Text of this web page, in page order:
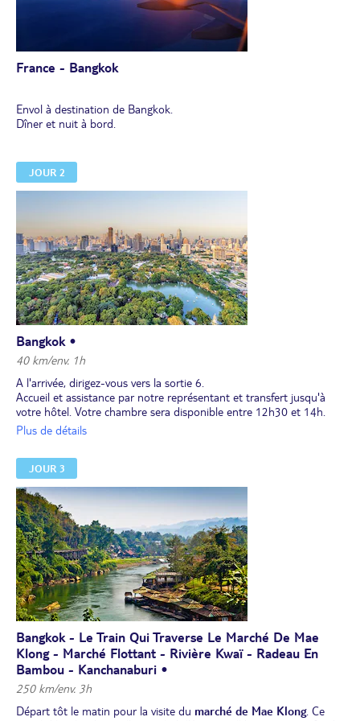
France - Bangkok
Envol à destination de Bangkok.
Dîner et nuit à bord.
JOUR 2
Bangkok •
40 km/env. 1h
A l'arrivée, dirigez-vous vers la sortie 6.
Accueil et assistance par notre représentant et transfert jusqu'à
votre hôtel. Votre chambre sera disponible entre 12h30 et 14h.
Déjeuner et après-midi libres. Votre hôtel est idéalement situé
pour vous orienter et trouver les points d'intérêt du quartier.
Profitez-en pour vous détendre et tester dans les salons voisins le
célèbre massage thailandais (budget 250 à 350 BHT pour 60 min -
soit 7 à 9 € + pourboires). Nous vous conseillons de vous rendre à
pied (10 min) au marché "Asiatique", c'est son nom, qui regorge
de commerces en tous genres, et qui se situe à côté de la grande
roue qui borde le fleuve Chao Phraya, lieu très animé et
sympathique.
Dîner et nuit à l'hôtel.
Plus de détails
JOUR 3
Bangkok - Le Train Qui Traverse Le Marché De Mae
Klong - Marché Flottant - Rivière Kwaï - Radeau En
Bambou - Kanchanaburi •
250 km/env. 3h
Départ tôt le matin pour la visite du marché de Mae Klong. Ce